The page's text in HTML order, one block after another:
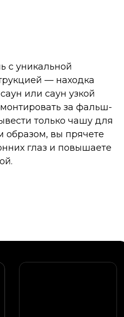
с уникальной
— находка
или саун узкой
за фальш-
только чашу для
образом, вы прячете
глаз и повышаете